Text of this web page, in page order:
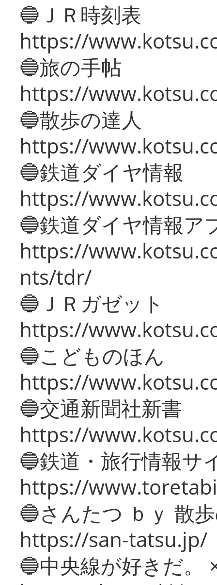
🔵ＪＲ時刻表
https://
🔵旅の手帖
https://
🔵散歩の達人
https://
🔵鉄道ダイヤ情報
https://
🔵鉄道ダイヤ情報ア
https://
nts/tdr/
🔵ＪＲガゼット
https://
🔵こどものほん
https://
🔵交通新聞社新書
https://
🔵鉄道・旅行情報サ
https://
🔵さんたつ ｂｙ 散
https://san-tatsu.jp/
🔵中央線が好きだ。